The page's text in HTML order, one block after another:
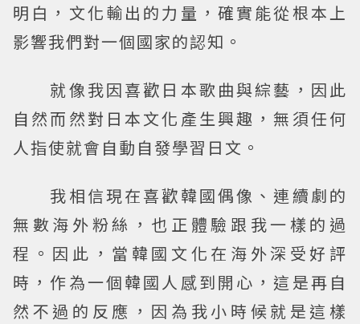
明白，文化輸出的力量，確實能從根本上
影響我們對一個國家的認知。
就像我因喜歡日本歌曲與綜藝，因此
自然而然對日本文化產生興趣，無須任何
人指使就會自動自發學習日文。
我相信現在喜歡韓國偶像、連續劇的
無數海外粉絲，也正體驗跟我一樣的過
程。因此，當韓國文化在海外深受好評
時，作為一個韓國人感到開心，這是再自
然不過的反應，因為我小時候就是這樣